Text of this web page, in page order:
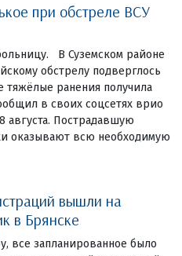
при обстреле ВСУ
В Суземском районе
обстрелу подверглось
тяжёлые ранения получила
в своих соцсетях врио
августа. Пострадавшую
оказывают всю необходимую
вышли на
в Брянске
все запланированное было